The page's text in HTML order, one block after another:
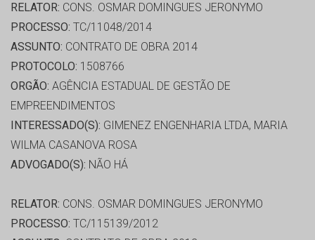
RELATOR: CONS. OSMAR DOMINGUES JERONYMO
PROCESSO: TC/11048/2014
ASSUNTO: CONTRATO DE OBRA 2014
PROTOCOLO: 1508766
ORGÃO: AGÊNCIA ESTADUAL DE GESTÃO DE
EMPREENDIMENTOS
INTERESSADO(S): GIMENEZ ENGENHARIA LTDA, MARIA
WILMA CASANOVA ROSA
ADVOGADO(S): NÃO HÁ
RELATOR: CONS. OSMAR DOMINGUES JERONYMO
PROCESSO: TC/115139/2012